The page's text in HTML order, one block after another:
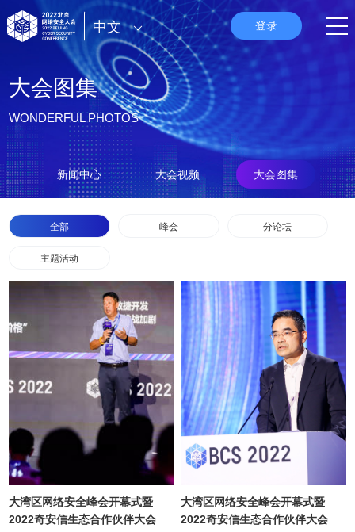
中文 登录
大会图集
WONDERFUL PHOTOS
新闻中心 大会视频 大会图集
全部 峰会 分论坛
主题活动
大湾区网络安全峰会开幕式暨
2022奇安信生态合作伙伴大会
大湾区网络安全峰会开幕式暨
2022奇安信生态合作伙伴大会